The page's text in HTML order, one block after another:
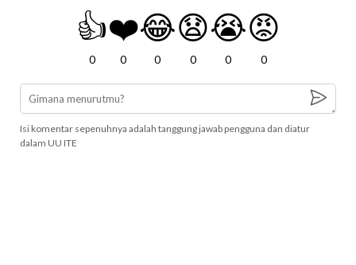
👍
0
❤️
0
😂
0
😧
0
😭
0
😡
0
Isi komentar sepenuhnya adalah tanggung jawab pengguna dan diatur
dalam UU ITE